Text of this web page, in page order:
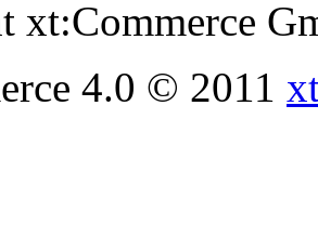
xt:Commerce
4.0 © 2011